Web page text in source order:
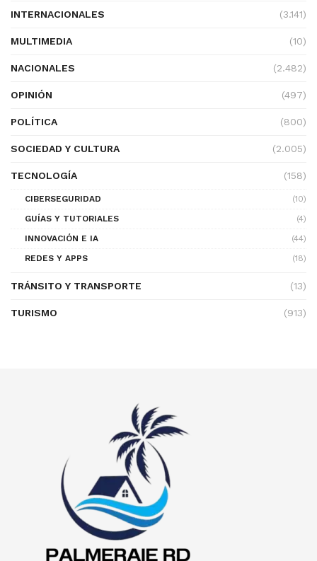
INTERNACIONALES (3.141)
MULTIMEDIA (10)
NACIONALES (2.482)
OPINIÓN (497)
POLÍTICA (800)
SOCIEDAD Y CULTURA (2.005)
TECNOLOGÍA (158)
CIBERSEGURIDAD
(10)
GUÍAS Y TUTORIALES
(4)
INNOVACIÓN E IA
(44)
REDES Y APPS
(18)
TRÁNSITO Y TRANSPORTE (13)
TURISMO (913)